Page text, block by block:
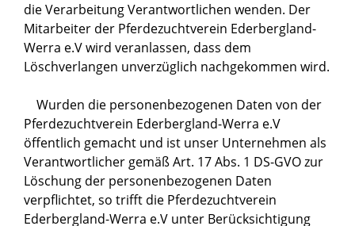
die Verarbeitung Verantwortlichen wenden. Der
Mitarbeiter der Pferdezuchtverein Ederbergland-
Werra e.V wird veranlassen, dass dem
Löschverlangen unverzüglich nachgekommen wird.
Wurden die personenbezogenen Daten von der
Pferdezuchtverein Ederbergland-Werra e.V
öffentlich gemacht und ist unser Unternehmen als
Verantwortlicher gemäß Art. 17 Abs. 1 DS-GVO zur
Löschung der personenbezogenen Daten
verpflichtet, so trifft die Pferdezuchtverein
Ederbergland-Werra e.V unter Berücksichtigung